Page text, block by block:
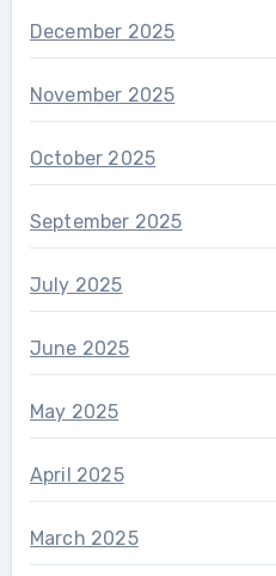
December 2025
November 2025
October 2025
September 2025
July 2025
June 2025
May 2025
April 2025
March 2025